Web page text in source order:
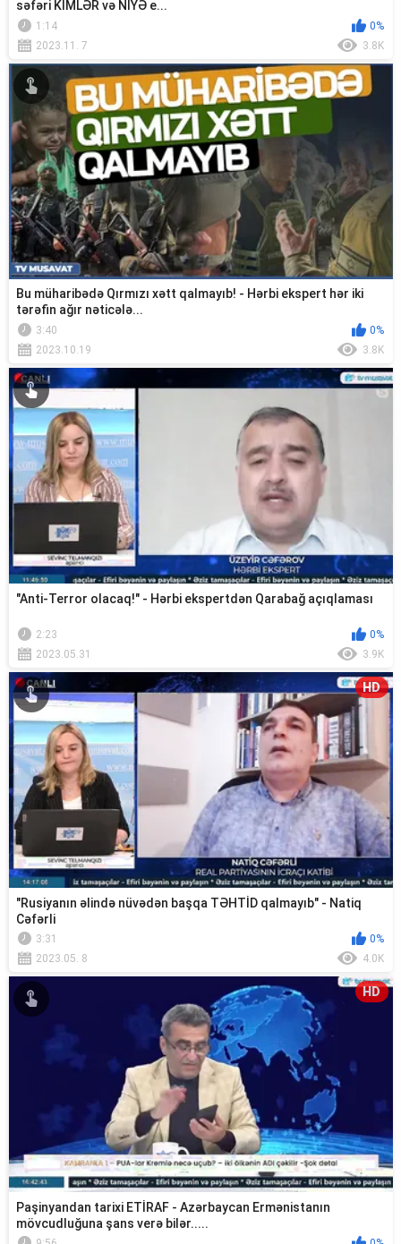
səfəri KİMLƏR və NİYƏ e...
1:14
0%
2023.11. 7
3.8K
Bu müharibədə Qırmızı xətt qalmayıb! - Hərbi ekspert hər iki
tərəfin ağır nəticələ...
3:40
0%
2023.10.19
3.8K
"Anti-Terror olacaq!" - Hərbi ekspertdən Qarabağ açıqlaması
2:23
0%
2023.05.31
3.9K
HD
"Rusiyanın əlində nüvədən başqa TƏHTİD qalmayıb" - Natiq
Cəfərli
3:31
0%
2023.05. 8
4.0K
HD
Paşinyandan tarixi ETİRAF - Azərbaycan Ermənistanın
mövcudluğuna şans verə bilər.....